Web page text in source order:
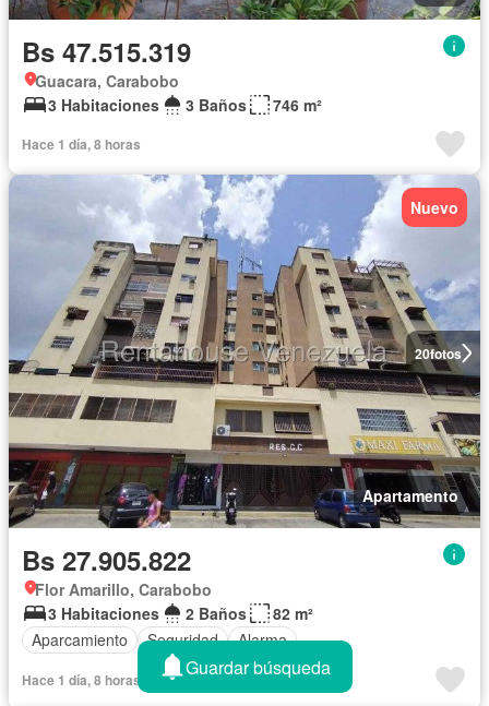
Bs 47.515.319
Guacara, Carabobo
3 Habitaciones
3 Baños 746 m²
Hace 1 día, 8 horas
20fotos
Nuevo
Apartamento
Bs 27.905.822
Flor Amarillo, Carabobo
3 Habitaciones
2 Baños
82 m²
Aparcamiento
Seguridad Alarma
Hace 1 día, 8 horas
Guardar búsqueda